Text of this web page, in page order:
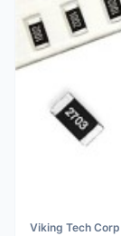
Viking Tech Corp